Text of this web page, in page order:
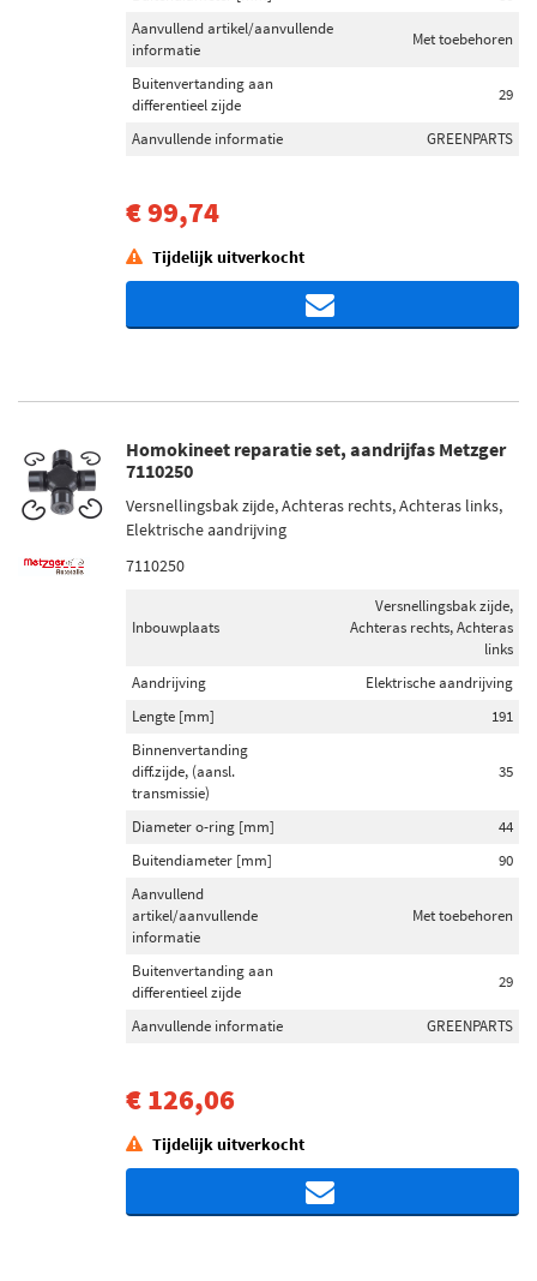
Aanvullend artikel/aanvullende
informatie
Met toebehoren
Buitenvertanding aan
differentieel zijde
29
Aanvullende informatie GREENPARTS
€ 99,74
Tijdelijk uitverkocht
Homokineet reparatie set, aandrijfas Metzger
7110250
Versnellingsbak zijde, Achteras rechts, Achteras links,
Elektrische aandrijving
7110250
Inbouwplaats
Versnellingsbak zijde,
Achteras rechts, Achteras
links
Aandrijving
Elektrische aandrijving
Lengte [mm]
191
Binnenvertanding
diff.zijde, (aansl.
transmissie)
35
Diameter o-ring [mm]
44
Buitendiameter [mm]
90
Aanvullend
artikel/aanvullende
informatie
Met toebehoren
Buitenvertanding aan
differentieel zijde
29
Aanvullende informatie GREENPARTS
€ 126,06
Tijdelijk uitverkocht